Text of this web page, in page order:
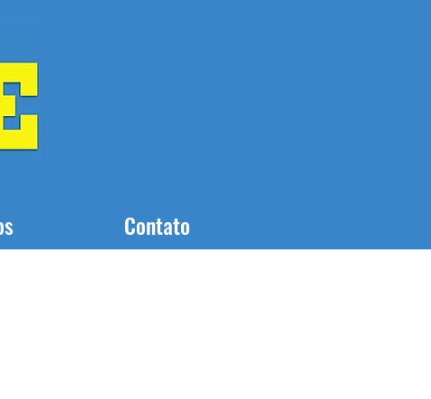
Contato